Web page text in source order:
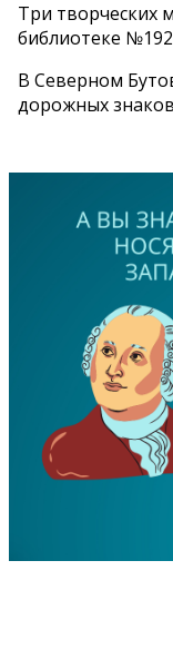
Три творческих
библиотеке №192
В Северном
дорожных